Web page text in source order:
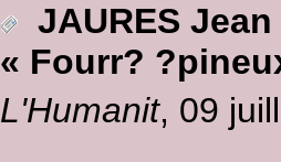
JAURES Jean
« Fourr?
L'Humanit, 09